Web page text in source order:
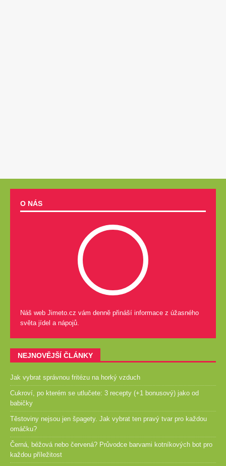
O NÁS
Náš web Jimeto.cz vám denně přináší informace z úžasného
světa jídel a nápojů.
NEJNOVĚJŠÍ ČLÁNKY
Jak vybrat správnou fritézu na horký vzduch
Cukroví, po kterém se utlučete: 3 recepty (+1 bonusový) jako od
babičky
Těstoviny nejsou jen špagety. Jak vybrat ten pravý tvar pro každou
omáčku?
Černá, béžová nebo červená? Průvodce barvami kotníkových bot pro
každou příležitost